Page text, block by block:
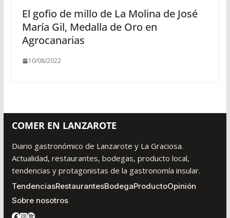
El gofio de millo de La Molina de José
María Gil, Medalla de Oro en
Agrocanarias
10/08/2022
COMER EN LANZAROTE
Diario gastronómico de Lanzarote y La Graciosa.
Actualidad, restaurantes, bodegas, producto local,
tendencias y protagonistas de la gastronomía insular.
TendenciasRestaurantesBodegaProductoOpinión
Sobre nosotros